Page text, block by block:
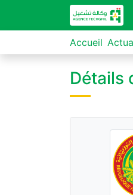
Accueil
Détails